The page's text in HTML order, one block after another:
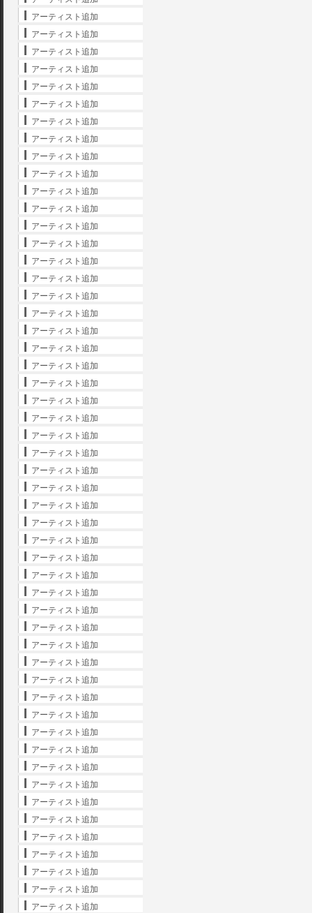
アーティスト追加
アーティスト追加
アーティスト追加
アーティスト追加
アーティスト追加
アーティスト追加
アーティスト追加
アーティスト追加
アーティスト追加
アーティスト追加
アーティスト追加
アーティスト追加
アーティスト追加
アーティスト追加
アーティスト追加
アーティスト追加
アーティスト追加
アーティスト追加
アーティスト追加
アーティスト追加
アーティスト追加
アーティスト追加
アーティスト追加
アーティスト追加
アーティスト追加
アーティスト追加
アーティスト追加
アーティスト追加
アーティスト追加
アーティスト追加
アーティスト追加
アーティスト追加
アーティスト追加
アーティスト追加
アーティスト追加
アーティスト追加
アーティスト追加
アーティスト追加
アーティスト追加
アーティスト追加
アーティスト追加
アーティスト追加
アーティスト追加
アーティスト追加
アーティスト追加
アーティスト追加
アーティスト追加
アーティスト追加
アーティスト追加
アーティスト追加
アーティスト追加
アーティスト追加